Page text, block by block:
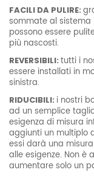
FACILI DA PULIRE:
sommate al
possono essere
più nascosti.
REVERSIBILI: tutti i
essere installati in
sinistra.
RIDUCIBILI: i nostri
ad un semplice
esigenza di misura
aggiunti un multiplo
essi darà una
alle esigenze. Non è
aumentare solo un